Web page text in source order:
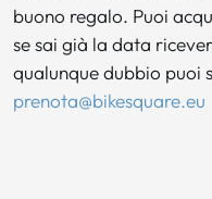
buono regalo. Puoi
se sai già la data
qualunque dubbio puoi
prenota@bikesquare.eu